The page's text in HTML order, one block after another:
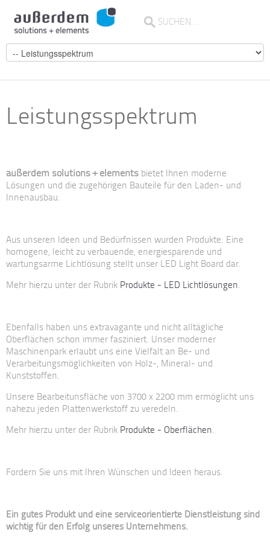
Leistungsspektrum
außerdem solutions + elements bietet Ihnen moderne
Lösungen und die zugehörigen Bauteile für den Laden- und
Innenausbau.
Aus unseren Ideen und Bedürfnissen wurden Produkte. Eine
homogene, leicht zu verbauende, energiesparende und
wartungsarme Lichtlösung stellt unser LED Light Board dar.
Mehr hierzu unter der Rubrik Produkte - LED Lichtlösungen.
Ebenfalls haben uns extravagante und nicht alltägliche
Oberflächen schon immer fasziniert. Unser moderner
Maschinenpark erlaubt uns eine Vielfalt an Be- und
Verarbeitungsmöglichkeiten von Holz-, Mineral- und
Kunststoffen.
Unsere Bearbeitunsfläche von 3700 x 2200 mm ermöglicht uns
nahezu jeden Plattenwerkstoff zu veredeln.
Mehr hierzu unter der Rubrik Produkte - Oberflächen.
Fordern Sie uns mit Ihren Wünschen und Ideen heraus.
Ein gutes Produkt und eine serviceorientierte Dienstleistung sind
wichtig für den Erfolg unseres Unternehmens.